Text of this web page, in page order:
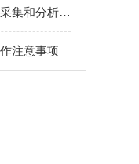
水质采样器是一种用于采集和分析水体样本的仪器设备
注意事项